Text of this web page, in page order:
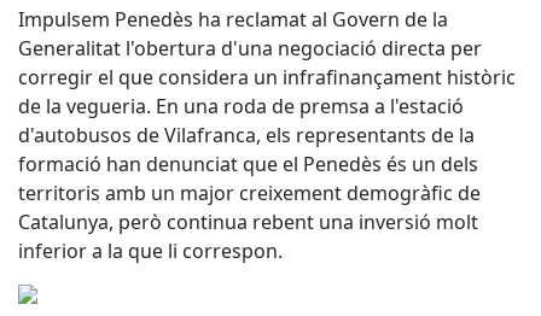
Impulsem Penedès ha reclamat al Govern de la
Generalitat l'obertura d'una negociació directa per
corregir el que considera un infrafinançament històric
de la vegueria. En una roda de premsa a l'estació
d'autobusos de Vilafranca, els representants de la
formació han denunciat que el Penedès és un dels
territoris amb un major creixement demogràfic de
Catalunya, però continua rebent una inversió molt
inferior a la que li correspon.